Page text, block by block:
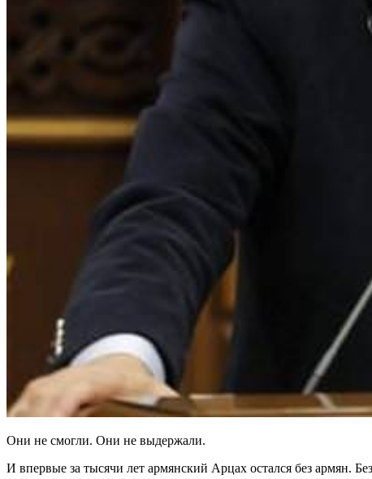
Они не смогли. Они не выдержали.
И впервые за тысячи лет армянский Арцах остался без армян.